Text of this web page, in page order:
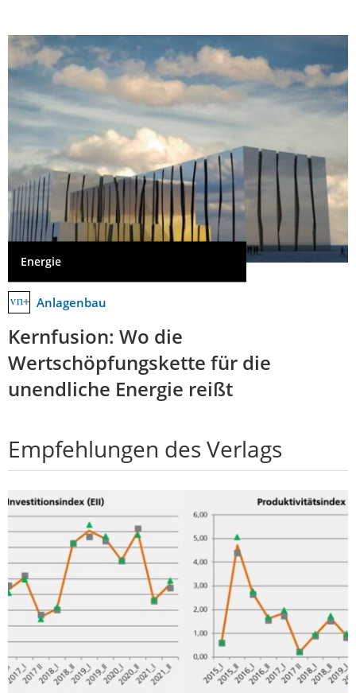
Energie
Anlagenbau
Kernfusion: Wo die
Wertschöpfungskette für die
unendliche Energie reißt
Empfehlungen des Verlags